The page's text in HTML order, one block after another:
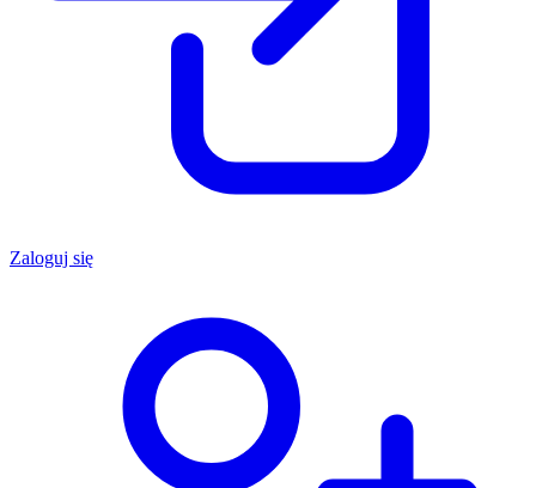
Zaloguj się